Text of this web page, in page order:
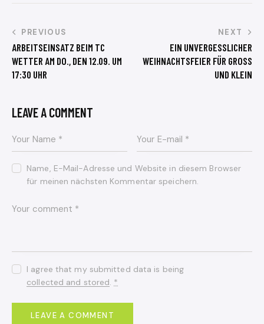
PREVIOUS
ARBEITSEINSATZ BEIM TC
WETTER AM DO., DEN 12.09. UM
17:30 UHR
NEXT
EIN UNVERGESSLICHER
WEIHNACHTSFEIER FÜR GROSS U
ND KLEIN
LEAVE A COMMENT
Name, E-Mail-Adresse und Website in diesem Browser
für meinen nächsten Kommentar speichern.
I agree that my submitted data is being
collected and stored. *